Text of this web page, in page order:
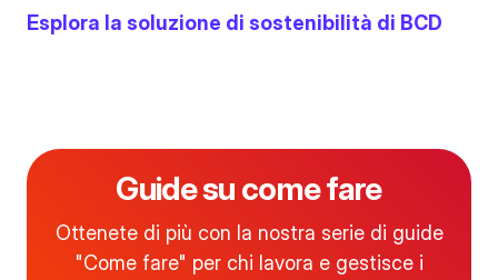
Esplora la soluzione di sostenibilità di BCD
Guide su come fare
Ottenete di più con la nostra serie di guide
"Come fare" per chi lavora e gestisce i